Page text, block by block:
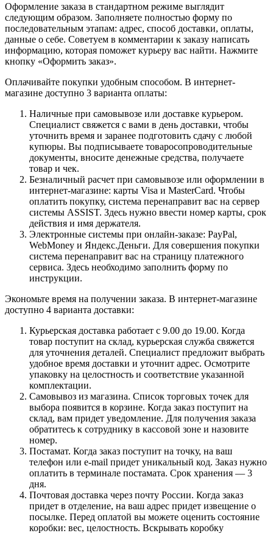
Оформление заказа в стандартном режиме выглядит
следующим образом. Заполняете полностью форму по
последовательным этапам: адрес, способ доставки, оплаты,
данные о себе. Советуем в комментарии к заказу написать
информацию, которая поможет курьеру вас найти. Нажмите
кнопку «Оформить заказ».
Оплачивайте покупки удобным способом. В интернет-
магазине доступно 3 варианта оплаты:
Наличные при самовывозе или доставке курьером.
Специалист свяжется с вами в день доставки, чтобы
уточнить время и заранее подготовить сдачу с любой
купюры. Вы подписываете товаросопроводительные
документы, вносите денежные средства, получаете
товар и чек.
Безналичный расчет при самовывозе или оформлении в
интернет-магазине: карты Visa и MasterCard. Чтобы
оплатить покупку, система перенаправит вас на сервер
системы ASSIST. Здесь нужно ввести номер карты, срок
действия и имя держателя.
Электронные системы при онлайн-заказе: PayPal,
WebMoney и Яндекс.Деньги. Для совершения покупки
система перенаправит вас на страницу платежного
сервиса. Здесь необходимо заполнить форму по
инструкции.
Экономьте время на получении заказа. В интернет-магазине
доступно 4 варианта доставки:
Курьерская доставка работает с 9.00 до 19.00. Когда
товар поступит на склад, курьерская служба свяжется
для уточнения деталей. Специалист предложит выбрать
удобное время доставки и уточнит адрес. Осмотрите
упаковку на целостность и соответствие указанной
комплектации.
Самовывоз из магазина. Список торговых точек для
выбора появится в корзине. Когда заказ поступит на
склад, вам придет уведомление. Для получения заказа
обратитесь к сотруднику в кассовой зоне и назовите
номер.
Постамат. Когда заказ поступит на точку, на ваш
телефон или e-mail придет уникальный код. Заказ нужно
оплатить в терминале постамата. Срок хранения — 3
дня.
Почтовая доставка через почту России. Когда заказ
придет в отделение, на ваш адрес придет извещение о
посылке. Перед оплатой вы можете оценить состояние
коробки: вес, целостность. Вскрывать коробку